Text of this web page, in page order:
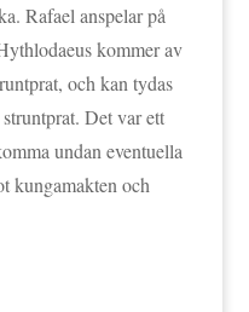
Rafael anspelar på
kommer av
och kan tydas
Det var ett
undan eventuella
kungamakten och